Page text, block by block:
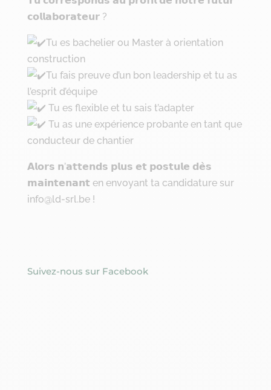
𝗰𝗼𝗹𝗹𝗮𝗯𝗼𝗿𝗮𝘁𝗲𝘂𝗿 ?
Tu es bachelier ou Master à orientation
construction
Tu fais preuve d’un bon leadership et tu as
l’esprit d’équipe
Tu es flexible et tu sais t’adapter
Tu as une expérience probante en tant que
conducteur de chantier
𝗔𝗹𝗼𝗿𝘀 𝗻’𝗮𝘁𝘁𝗲𝗻𝗱𝘀 𝗽𝗹𝘂𝘀 𝗲𝘁 𝗽𝗼𝘀𝘁𝘂𝗹𝗲 𝗱𝗲̀𝘀
𝗺𝗮𝗶𝗻𝘁𝗲𝗻𝗮𝗻𝘁 en envoyant ta candidature sur
info@ld-srl.be !
Suivez-nous sur Facebook